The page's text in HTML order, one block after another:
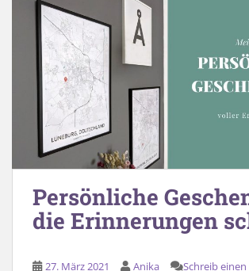
Persönliche
die Erinnerungen
27. März 2021 Anika Schreib